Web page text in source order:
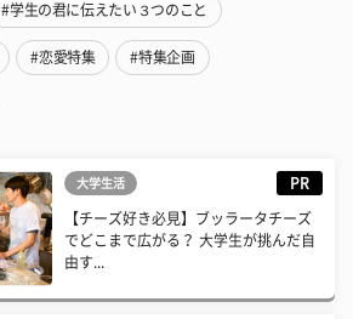
#学生の君に伝えたい３つのこと
#恋愛特集 #特集企画
大学生活 PR
【チーズ好き必見】ブッラータチーズ
でどこまで広がる？ 大学生が挑んだ自
由す...